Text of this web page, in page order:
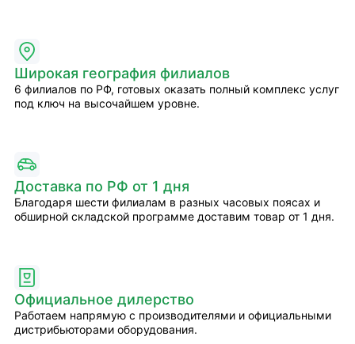
Широкая география филиалов
6 филиалов по РФ, готовых оказать полный комплекс услуг
под ключ на высочайшем уровне.
Доставка по РФ от 1 дня
Благодаря шести филиалам в разных часовых поясах и
обширной складской программе доставим товар от 1 дня.
Официальное дилерство
Работаем напрямую с производителями и официальными
дистрибьюторами оборудования.